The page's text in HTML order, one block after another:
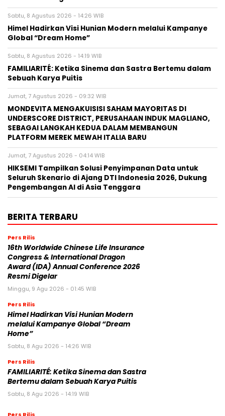
Sabtu, 8 Agustus 2026 - 14:26 WIB
Himel Hadirkan Visi Hunian Modern melalui Kampanye
Global “Dream Home”
Sabtu, 8 Agustus 2026 - 14:19 WIB
FAMILIARITÉ: Ketika Sinema dan Sastra Bertemu dalam
Sebuah Karya Puitis
Jumat, 7 Agustus 2026 - 09:32 WIB
MONDEVITA MENGAKUISISI SAHAM MAYORITAS DI
UNDERSCORE DISTRICT, PERUSAHAAN INDUK MAGLIANO,
SEBAGAI LANGKAH KEDUA DALAM MEMBANGUN
PLATFORM MEREK MEWAH ITALIA BARU
Jumat, 7 Agustus 2026 - 04:14 WIB
HIKSEMI Tampilkan Solusi Penyimpanan Data untuk
Seluruh Skenario di Ajang DTI Indonesia 2026, Dukung
Pengembangan AI di Asia Tenggara
BERITA TERBARU
Pers Rilis
16th Worldwide Chinese Life Insurance
Congress & International Dragon
Award (IDA) Annual Conference 2026
Resmi Digelar
Minggu, 9 Agu 2026 - 01:45 WIB
Pers Rilis
Himel Hadirkan Visi Hunian Modern
melalui Kampanye Global “Dream
Home”
Sabtu, 8 Agu 2026 - 14:26 WIB
Pers Rilis
FAMILIARITÉ: Ketika Sinema dan Sastra
Bertemu dalam Sebuah Karya Puitis
Sabtu, 8 Agu 2026 - 14:19 WIB